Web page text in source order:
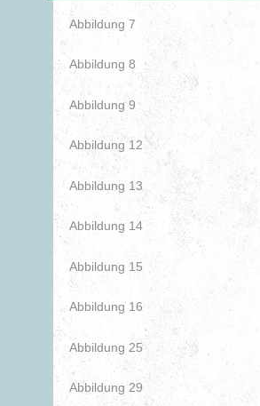
Abbildung 7
Abbildung 8
Abbildung 9
Abbildung 12
Abbildung 13
Abbildung 14
Abbildung 15
Abbildung 16
Abbildung 25
Abbildung 29